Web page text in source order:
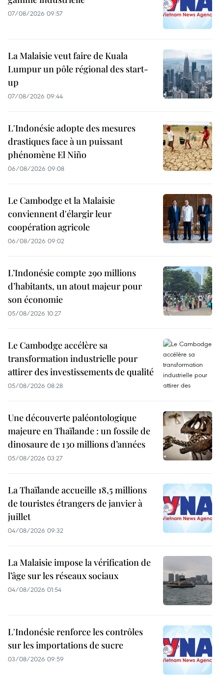
07/08/2026 09:57
La Malaisie veut faire de Kuala
Lumpur un pôle régional des start-
up
07/08/2026 09:44
L'Indonésie adopte des mesures
drastiques face à un puissant
phénomène El Niño
06/08/2026 09:08
Le Cambodge et la Malaisie
conviennent d'élargir leur
coopération agricole
06/08/2026 09:02
L’Indonésie compte 290 millions
d’habitants, un atout majeur pour
son économie
05/08/2026 10:27
Le Cambodge accélère sa
transformation industrielle pour
attirer des investissements de qualité
05/08/2026 08:28
Une découverte paléontologique
majeure en Thaïlande : un fossile de
dinosaure de 130 millions d’années
05/08/2026 03:27
La Thaïlande accueille 18,5 millions
de touristes étrangers de janvier à
juillet
04/08/2026 09:32
La Malaisie impose la vérification de
l’âge sur les réseaux sociaux
04/08/2026 01:54
L'Indonésie renforce les contrôles
sur les importations de sucre
03/08/2026 09:59